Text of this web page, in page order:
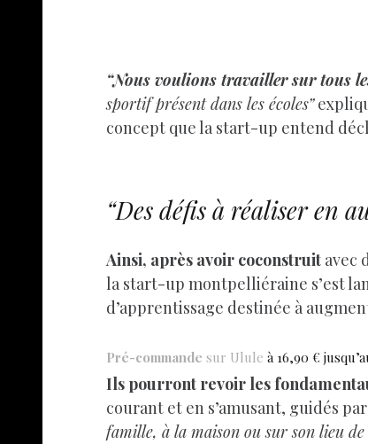
“Nous voulions travailler sur tous
sportif présent dans les écoles”
concept que la start-up entend
“Des défis à réaliser en
Ainsi, après avoir coconstruit avec
la start-up montpelliéraine s’est
d’apprentissage destinée à
Pré-commande sur Ulule à 16,90 €
Ils pourront revoir les
courant et en s’amusant, guidés
famille, à la maison ou sur son lieu